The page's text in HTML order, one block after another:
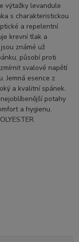
výtažky levandule
s charakteristickou
a repelentní
krevní tlak a
známé už
působí proti
svalové napětí
Jemná esence z
a kvalitní spánek.
potahy
a hygienu.